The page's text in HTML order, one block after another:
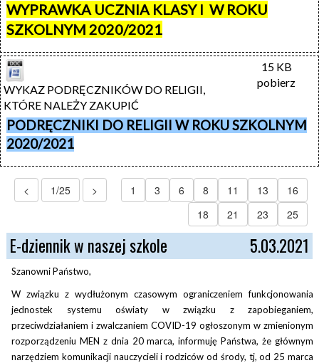
WYPRAWKA UCZNIA KLASY I W ROKU
SZKOLNYM 2020/2021
WYKAZ PODRĘCZNIKÓW DO RELIGII,
KTÓRE NALEŻY ZAKUPIĆ
15 KB
pobierz
PODRĘCZNIKI DO RELIGII W ROKU SZKOLNYM
2020/2021
< 1/25 > 1 3 6 8 11 13
16
18
21 23 25
E-dziennik w naszej szkole 5.03.2021
Szanowni Państwo,
W związku z wydłużonym czasowym ograniczeniem funkcjonowania
jednostek systemu oświaty w związku z zapobieganiem,
przeciwdziałaniem i zwalczaniem COVID-19 ogłoszonym w zmienionym
rozporządzeniu MEN z dnia 20 marca, informuję Państwa, że głównym
narzędziem komunikacji nauczycieli i rodziców od środy, tj, od 25 marca